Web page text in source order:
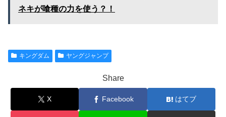
ネキが喰種の力を使う？！
キングダム ヤングジャンプ
Share
X Facebook はてブ